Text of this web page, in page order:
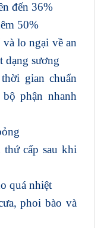
đến 36%
50%
lo ngại về an
dạng sương
gian chuẩn
phận nhanh
thứ cấp sau khi
quá nhiệt
phoi bào và